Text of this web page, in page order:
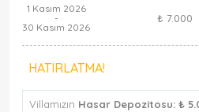
1 Kasım 2026
-
30 Kasım 2026
₺ 7.000
HATIRLATMA!
Villamızın Hasar Depozitosu: ₺